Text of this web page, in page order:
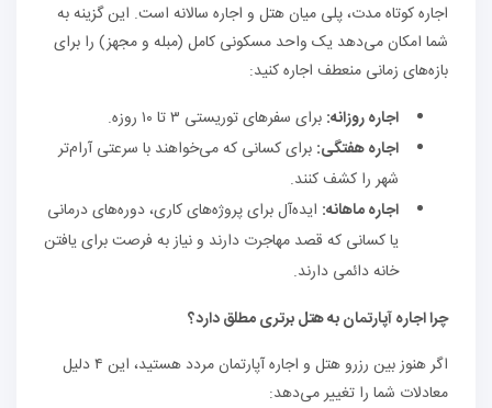
اجاره کوتاه مدت، پلی میان هتل و اجاره سالانه است. این گزینه به
شما امکان می‌دهد یک واحد مسکونی کامل (مبله و مجهز) را برای
بازه‌های زمانی منعطف اجاره کنید:
اجاره روزانه: برای سفرهای توریستی ۳ تا ۱۰ روزه.
اجاره هفتگی: برای کسانی که می‌خواهند با سرعتی آرام‌تر
شهر را کشف کنند.
اجاره ماهانه: ایده‌آل برای پروژه‌های کاری، دوره‌های درمانی
یا کسانی که قصد مهاجرت دارند و نیاز به فرصت برای یافتن
خانه دائمی دارند.
چرا اجاره آپارتمان به هتل برتری مطلق دارد؟
اگر هنوز بین رزرو هتل و اجاره آپارتمان مردد هستید، این ۴ دلیل
معادلات شما را تغییر می‌دهد: